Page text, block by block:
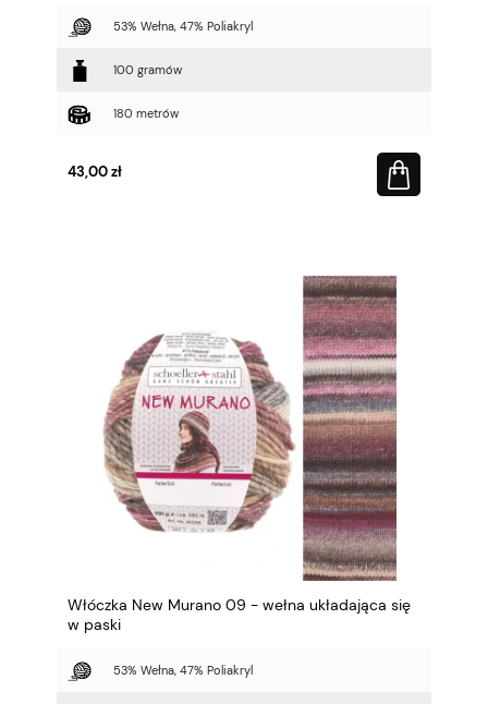
53% Wełna, 47% Poliakryl
100 gramów
180 metrów
43,00 zł
Włóczka New Murano 09 - wełna układająca się
w paski
53% Wełna, 47% Poliakryl